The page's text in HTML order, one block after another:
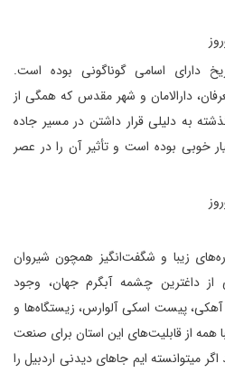
دارای اسامی گوناگونی بوده است.
دارالامان و شهر مقدس که همگی از
به دلیلی قرار داشتن در مسیر جاده
خوبی بوده است و تأثیر آن را در عصر
زیبا و شگفت‌انگیز همچون شیروان
از داغترین چشمه آبگرم جهان، وجود
پیست اسکی آلوارس، زیستگاه‌ها و
همه از قابلیت‌های این استان برای صنعت
ایم جاهای دیدنی اردبیل را